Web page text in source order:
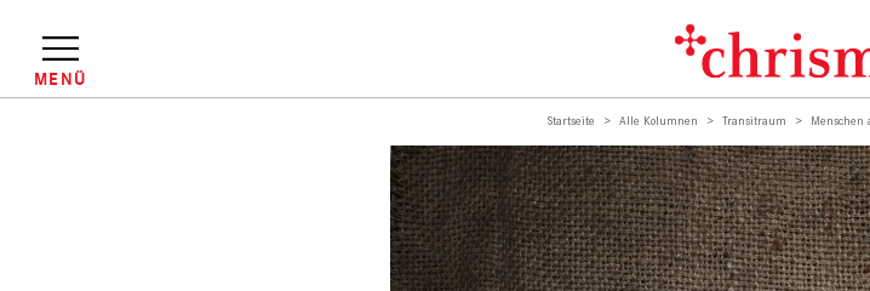
Inhalt
MENÜ
Startseite Alle Kolumnen Transitraum Menschen